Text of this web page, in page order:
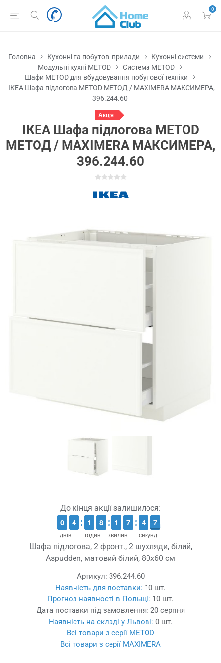
0
Головна Кухонні та побутові прилади
Кухонні системи
Модульні кухні METOD
Система METOD
Шафи METOD для вбудовування побутової техніки
ІКЕА Шафа підлогова METOD МЕТОД / MAXIMERA МАКСИМЕРА,
396.244.60
Акція
ІКЕА Шафа підлогова METOD
МЕТОД / MAXIMERA МАКСИМЕРА,
396.244.60
До кінця акції залишилося:
днів
9
9
0
0 3
3
4
4
годин
1
1
1
1 7
7
8
8
хвилин
1
1
1
1 6
6
7
7
секунд
5
4
4 7
7
6
Шафа підлогова, 2 фронт., 2 шухляди, білий,
Aspudden, матовий білий, 80x60 см
Артикул: 396.244.60
Наявність для поставки: 10 шт.
Прогноз наявності в Польщі: 10 шт.
Дата поставки під замовлення: 20 серпня
Наявність на складі у Львові: 0 шт.
Всі товари з серії METOD
Всі товари з серії MAXIMERA